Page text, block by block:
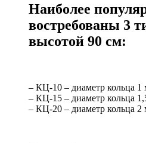
Наиболее
востребованы 3
высотой 90 см:
– КЦ-10 – диаметр кольца 1
– КЦ-15 – диаметр кольца
– КЦ-20 – диаметр кольца 2